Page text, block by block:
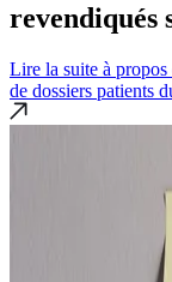
revendiqués
Lire la suite à
de dossiers patients